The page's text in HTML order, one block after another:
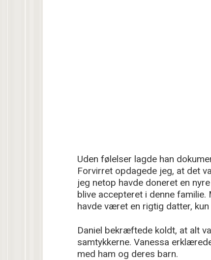
Uden følelser lagde han
Forvirret opdagede jeg, at det
jeg netop havde doneret en
blive accepteret i denne
havde været en rigtig datter,
Daniel bekræftede koldt, at alt
samtykkerne. Vanessa
med ham og deres barn.